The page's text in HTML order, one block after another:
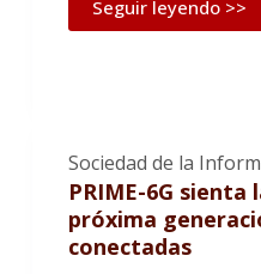
Seguir leyendo >>
Sociedad de la
PRIME-6G sienta
próxima
conectadas